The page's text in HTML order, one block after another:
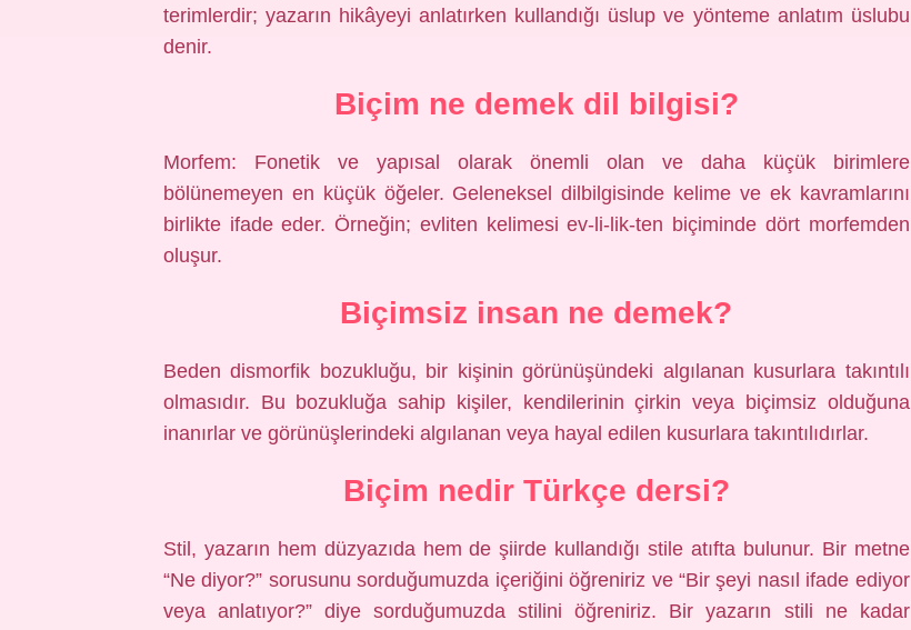
terimlerdir; yazarın hikâyeyi anlatırken kullandığı üslup ve yönteme anlatım üslubu
denir.
Biçim ne demek dil bilgisi?
Morfem: Fonetik ve yapısal olarak önemli olan ve daha küçük birimlere
bölünemeyen en küçük öğeler. Geleneksel dilbilgisinde kelime ve ek kavramlarını
birlikte ifade eder. Örneğin; evliten kelimesi ev-li-lik-ten biçiminde dört morfemden
oluşur.
Biçimsiz insan ne demek?
Beden dismorfik bozukluğu, bir kişinin görünüşündeki algılanan kusurlara takıntılı
olmasıdır. Bu bozukluğa sahip kişiler, kendilerinin çirkin veya biçimsiz olduğuna
inanırlar ve görünüşlerindeki algılanan veya hayal edilen kusurlara takıntılıdırlar.
Biçim nedir Türkçe dersi?
Stil, yazarın hem düzyazıda hem de şiirde kullandığı stile atıfta bulunur. Bir metne
“Ne diyor?” sorusunu sorduğumuzda içeriğini öğreniriz ve “Bir şeyi nasıl ifade ediyor
veya anlatıyor?” diye sorduğumuzda stilini öğreniriz. Bir yazarın stili ne kadar